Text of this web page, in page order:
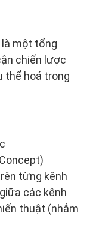
một tổng
chiến lược
thể hoá trong
từng kênh
các kênh
thuật (nhắm